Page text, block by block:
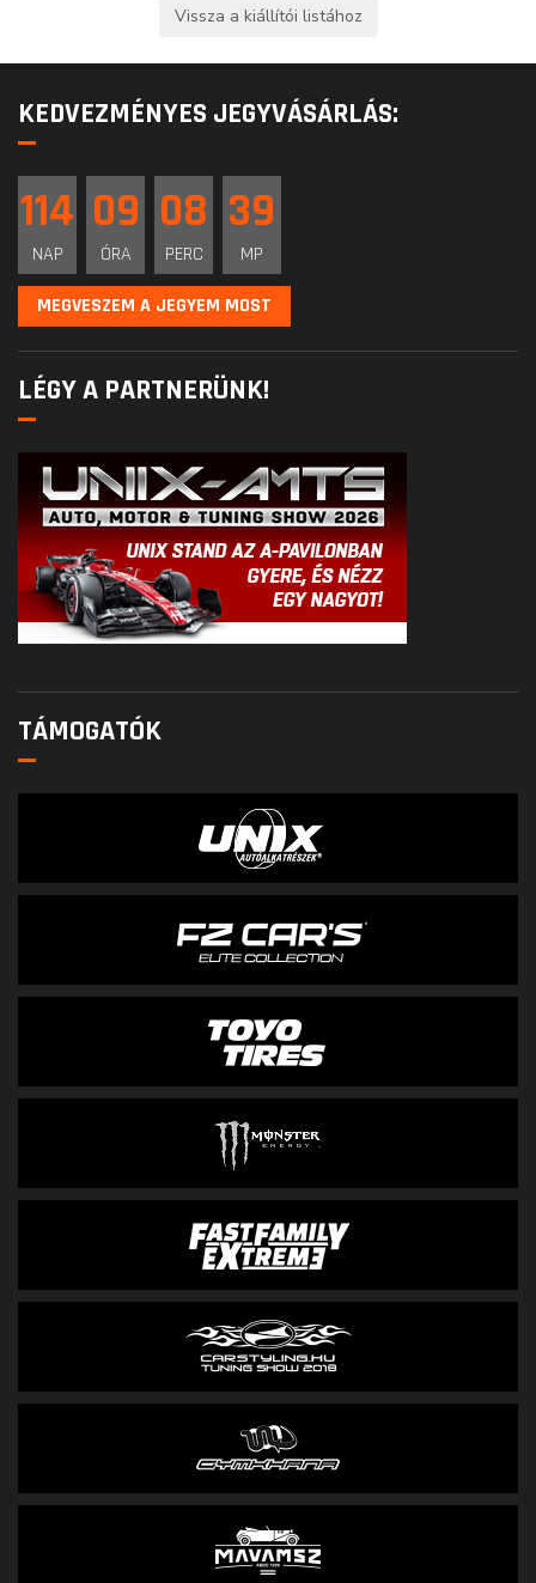
KEDVEZMÉNYES JEGYVÁSÁRLÁS:
114
NAP
09
ÓRA
08
PERC
39
MP
MEGVESZEM A JEGYEM MOST
LÉGY A PARTNERÜNK!
TÁMOGATÓK